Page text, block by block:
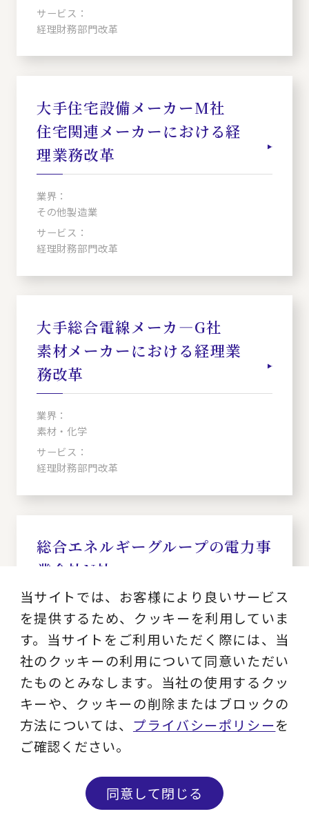
サービス：
経理財務部門改革
大手住宅設備メーカーM社
住宅関連メーカーにおける経
理業務改革
業界：
その他製造業
サービス：
経理財務部門改革
大手総合電線メーカ―G社
素材メーカーにおける経理業
務改革
業界：
素材・化学
サービス：
経理財務部門改革
総合エネルギーグループの電力事
業会社N社
エネルギー会社における内部
統制の構築
業界：
エネルギー
サービス：
内部統制強化
コンサルティング事例一覧
当サイトでは、お客様により良いサービス
を提供するため、クッキーを利用していま
す。当サイトをご利用いただく際には、当
社のクッキーの利用について同意いただい
たものとみなします。当社の使用するクッ
キーや、クッキーの削除またはブロックの
方法については、 プライバシーポリシーを
ご確認ください。
同意して閉じる